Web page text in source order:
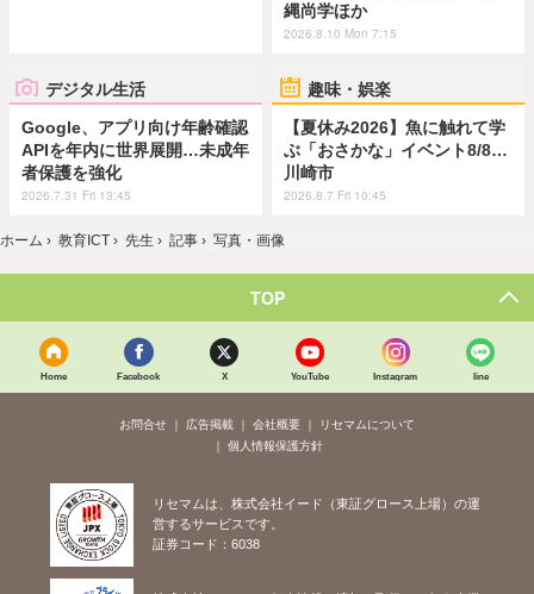
縄尚学ほか
2026.8.10 Mon 7:15
デジタル生活
Google、アプリ向け年齢確認
APIを年内に世界展開…未成年
者保護を強化
2026.7.31 Fri 13:45
趣味・娯楽
【夏休み2026】魚に触れて学
ぶ「おさかな」イベント8/8…
川崎市
2026.8.7 Fri 10:45
ホーム › 教育ICT › 先生 › 記事 › 写真・画像
TOP
Home Facebook X YouTube Instagram line
お問合せ 広告掲載 会社概要
リセマムについて
個人情報保護方針
リセマムは、株式会社イード（東証グロース上場）の運
営するサービスです。
証券コード：6038